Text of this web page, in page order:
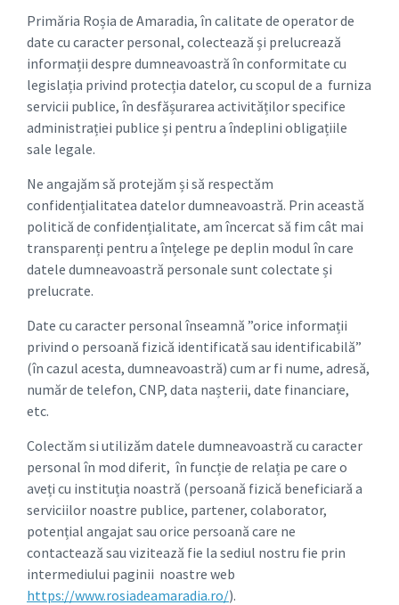
Primăria Roșia de Amaradia, în calitate de operator de
date cu caracter personal, colectează și prelucrează
informații despre dumneavoastră în conformitate cu
legislația privind protecția datelor, cu scopul de a furniza
servicii publice, în desfășurarea activităților specifice
administrației publice și pentru a îndeplini obligațiile
sale legale.
Ne angajăm să protejăm și să respectăm
confidențialitatea datelor dumneavoastră. Prin această
politică de confidențialitate, am încercat să fim cât mai
transparenți pentru a înțelege pe deplin modul în care
datele dumneavoastră personale sunt colectate și
prelucrate.
Date cu caracter personal înseamnă ”orice informații
privind o persoană fizică identificată sau identificabilă”
(în cazul acesta, dumneavoastră) cum ar fi nume, adresă,
număr de telefon, CNP, data nașterii, date financiare,
etc.
Colectăm si utilizăm datele dumneavoastră cu caracter
personal în mod diferit, în funcție de relația pe care o
aveți cu instituția noastră (persoană fizică beneficiară a
serviciilor noastre publice, partener, colaborator,
potențial angajat sau orice persoană care ne
contactează sau vizitează fie la sediul nostru fie prin
intermediului paginii noastre web
https://www.rosiadeamaradia.ro/).